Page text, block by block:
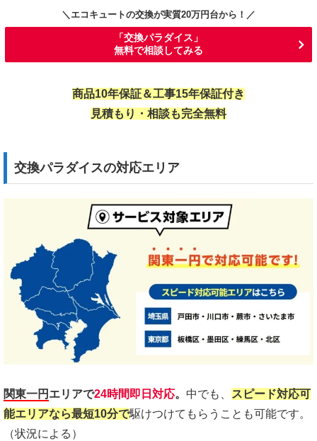
＼エコキュートの交換が実質20万円台から！ ／
「交換パラダイス」
無料で相談してみる
商品10年保証＆工事15年保証付き
見積もり・相談も完全無料
交換パラダイスの対応エリア
関東一円 エリアで24時間即日対応。 中でも、
スピード対応可
能エリアなら最短10分で駆けつけてもらうことも可能です。
（状況による）